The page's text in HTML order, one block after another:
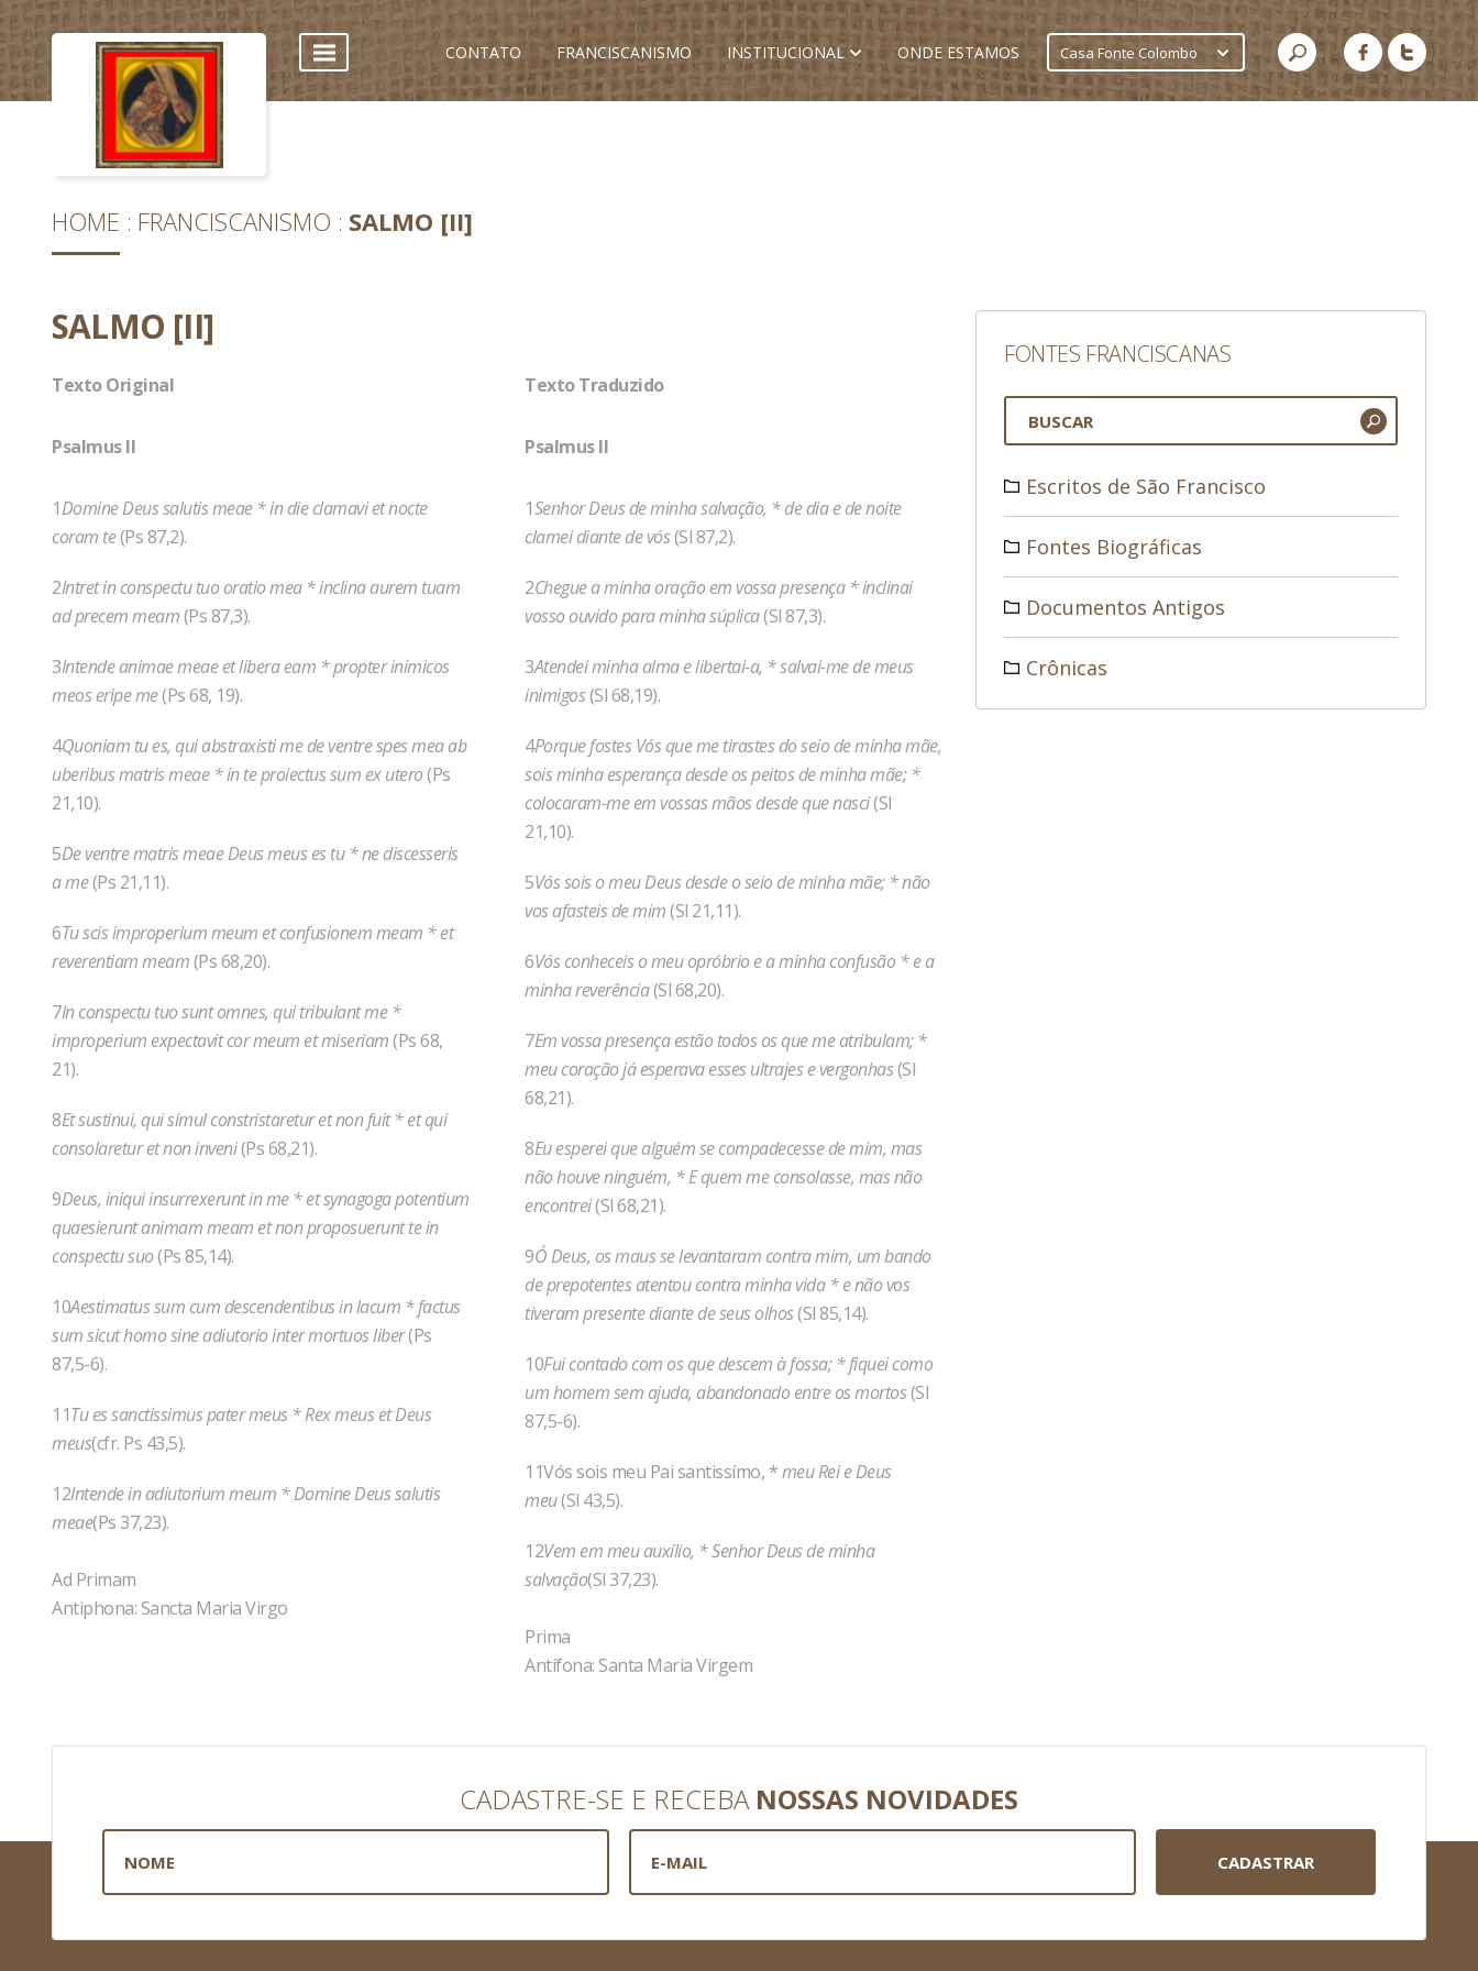
CONTATO FRANCISCANISMO INSTITUCIONAL ONDE ESTAMOS Casa Fonte Colombo
HOME FRANCISCANISMO SALMO [II]
SALMO [II]
Texto Original
Psalmus II
1Domine Deus salutis meae * in die clamavi et nocte
coram te(Ps 87,2).
2Intret in conspectu tuo oratio mea * inclina aurem tuam
ad precem meam(Ps 87,3).
3Intende animae meae et libera eam * propter inimicos
meos eripe me(Ps 68, 19).
4Quoniam tu es, qui abstraxisti me de ventre spes mea ab
uberibus matris meae * in te proiectus sum ex utero(Ps
21,10).
5De ventre matris meae Deus meus es tu * ne discesseris
a me(Ps 21,11).
6Tu scis improperium meum et confusionem meam * et
reverentiam meam(Ps 68,20).
7In conspectu tuo sunt omnes, qui tribulant me *
improperium expectavit cor meum et miseriam(Ps 68,
21).
8Et sustinui, qui simul constristaretur et non fuit * et qui
consolaretur et non inveni(Ps 68,21).
9Deus, iniqui insurrexerunt in me * et synagoga potentium
quaesierunt animam meam et non proposuerunt te in
conspectu suo(Ps 85,14).
10Aestimatus sum cum descendentibus in lacum * factus
sum sicut homo sine adiutorio inter mortuos liber(Ps
87,5-6).
11Tu es sanctissimus pater meus * Rex meus et Deus
meus(cfr. Ps 43,5).
12Intende in adiutorium meum * Domine Deus salutis
meae(Ps 37,23).
Ad Primam
Antiphona: Sancta Maria Virgo
Texto Traduzido
Psalmus II
1Senhor Deus de minha salvação, * de dia e de noite
clamei diante de vós(Sl 87,2).
2Chegue a minha oração em vossa presença * inclinai
vosso ouvido para minha súplica(Sl 87,3).
3Atendei minha alma e libertai-a, * salvai-me de meus
inimigos(Sl 68,19).
4Porque fostes Vós que me tirastes do seio de minha mãe,
sois minha esperança desde os peitos de minha mãe; *
colocaram-me em vossas mãos desde que nasci(Sl
21,10).
5Vós sois o meu Deus desde o seio de minha mãe; * não
vos afasteis de mim(Sl 21,11).
6Vós conheceis o meu opróbrio e a minha confusão * e a
minha reverência(Sl 68,20).
7Em vossa presença estão todos os que me atribulam; *
meu coração já esperava esses ultrajes e vergonhas(Sl
68,21).
8Eu esperei que alguém se compadecesse de mim, mas
não houve ninguém, * E quem me consolasse, mas não
encontrei(Sl 68,21).
9Ó Deus, os maus se levantaram contra mim, um bando
de prepotentes atentou contra minha vida * e não vos
tiveram presente diante de seus olhos(Sl 85,14).
10Fui contado com os que descem à fossa; * fiquei como
um homem sem ajuda, abandonado entre os mortos(Sl
87,5-6).
11Vós sois meu Pai santissímo, *meu Rei e Deus
meu(Sl 43,5).
12Vem em meu auxílio, * Senhor Deus de minha
salvação(Sl 37,23).
Prima
Antífona: Santa Maria Virgem
FONTES FRANCISCANAS
Escritos de São Francisco
Fontes Biográficas
Documentos Antigos
Crônicas
CADASTRE-SE E RECEBA NOSSAS NOVIDADES
CADASTRAR